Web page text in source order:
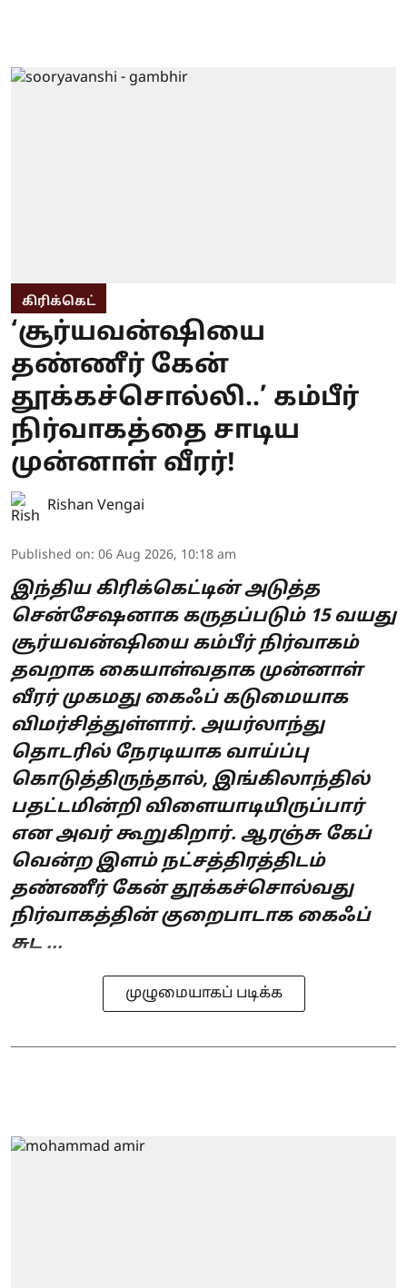
கிரிக்கெட்
‘சூர்யவன்ஷியை
தண்ணீர் கேன்
தூக்கச்சொல்லி..’ கம்பீர்
நிர்வாகத்தை சாடிய
முன்னாள் வீரர்!
Rishan Vengai
Published on: 06 Aug 2026, 10:18 am
இந்திய கிரிக்கெட்டின் அடுத்த
சென்சேஷனாக கருதப்படும் 15 வயது
சூர்யவன்ஷியை கம்பீர் நிர்வாகம்
தவறாக கையாள்வதாக முன்னாள்
வீரர் முகமது கைஃப் கடுமையாக
விமர்சித்துள்ளார். அயர்லாந்து
தொடரில் நேரடியாக வாய்ப்பு
கொடுத்திருந்தால், இங்கிலாந்தில்
பதட்டமின்றி விளையாடியிருப்பார்
என அவர் கூறுகிறார். ஆரஞ்சு கேப்
வென்ற இளம் நட்சத்திரத்திடம்
தண்ணீர் கேன் தூக்கச்சொல்வது
நிர்வாகத்தின் குறைபாடாக கைஃப்
சுட ...
முழுமையாகப் படிக்க